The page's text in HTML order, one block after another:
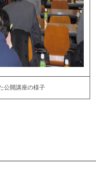
公開講座の様子